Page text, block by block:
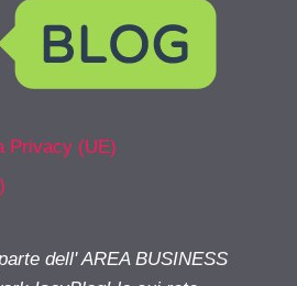
Privacy (UE)
dell' AREA BUSINESS